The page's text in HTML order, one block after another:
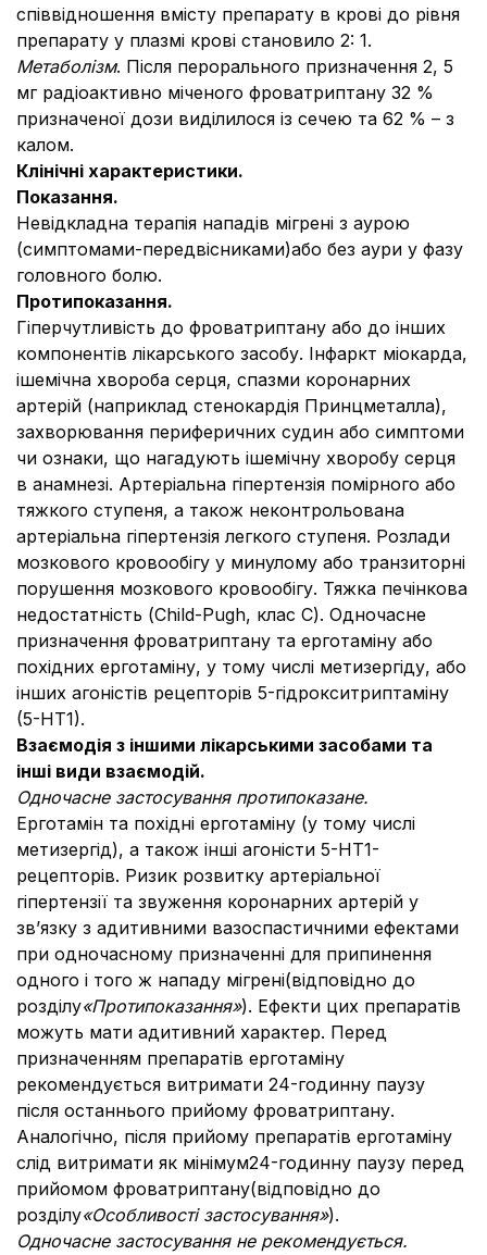
співвідношення вмісту препарату в крові до рівня
препарату у плазмі крові становило 2: 1.
Метаболізм. Після перорального призначення 2, 5
мг радіоактивно міченого фроватриптану 32 %
призначеної дози виділилося із сечею та 62 % – з
калом.
Клінічні характеристики.
Показання.
Невідкладна терапія нападів мігрені з аурою
(симптомами-передвісниками)або без аури у фазу
головного болю.
Протипоказання.
Гіперчутливість до фроватриптану або до інших
компонентів лікарського засобу. Інфаркт міокарда,
ішемічна хвороба серця, спазми коронарних
артерій (наприклад стенокардія Принцметалла),
захворювання периферичних судин або симптоми
чи ознаки, що нагадують ішемічну хворобу серця
в анамнезі. Артеріальна гіпертензія помірного або
тяжкого ступеня, а також неконтрольована
артеріальна гіпертензія легкого ступеня. Розлади
мозкового кровообігу у минулому або транзиторні
порушення мозкового кровообігу. Тяжка печінкова
недостатність (Child-Pugh, клас С). Одночасне
призначення фроватриптану та ерготаміну або
похідних ерготаміну, у тому числі метизергіду, або
інших агоністів рецепторів 5-гідрокситриптаміну
(5-НТ1).
Взаємодія з іншими лікарськими засобами та
інші види взаємодій.
Одночасне застосування протипоказане.
Ерготамін та похідні ерготаміну (у тому числі
метизергід), а також інші агоністи 5-НТ1-
рецепторів. Ризик розвитку артеріальної
гіпертензії та звуження коронарних артерій у
зв’язку з адитивними вазоспастичними ефектами
при одночасному призначенні для припинення
одного і того ж нападу мігрені(відповідно до
розділу«Протипоказання»). Ефекти цих препаратів
можуть мати адитивний характер. Перед
призначенням препаратів ерготаміну
рекомендується витримати 24-годинну паузу
після останнього прийому фроватриптану.
Аналогічно, після прийому препаратів ерготаміну
слід витримати як мінімум24-годинну паузу перед
прийомом фроватриптану(відповідно до
розділу«Особливості застосування»).
Одночасне застосування не рекомендується.